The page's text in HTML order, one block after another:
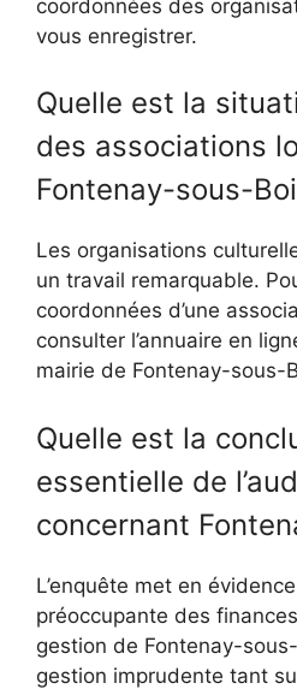
coordonnées des
vous enregistrer.
Quelle est la
des associations
Fontenay-sous-
Les organisations
un travail remarquable.
coordonnées d’une
consulter l’annuaire en
mairie de Fontenay-sous-
Quelle est la
essentielle de
concernant
L’enquête met en
préoccupante des
gestion de Fontenay-
gestion imprudente tant